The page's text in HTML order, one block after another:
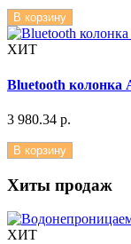
В корзину
ХИТ
Bluetooth колонка
3 980.34 р.
В корзину
Хиты продаж
ХИТ